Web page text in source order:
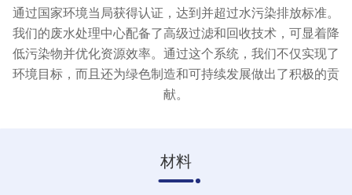
通过国家环境当局获得认证，达到并超过水污染排放标准。
我们的废水处理中心配备了高级过滤和回收技术，可显着降
低污染物并优化资源效率。通过这个系统，我们不仅实现了
环境目标，而且还为绿色制造和可持续发展做出了积极的贡
献。
材料